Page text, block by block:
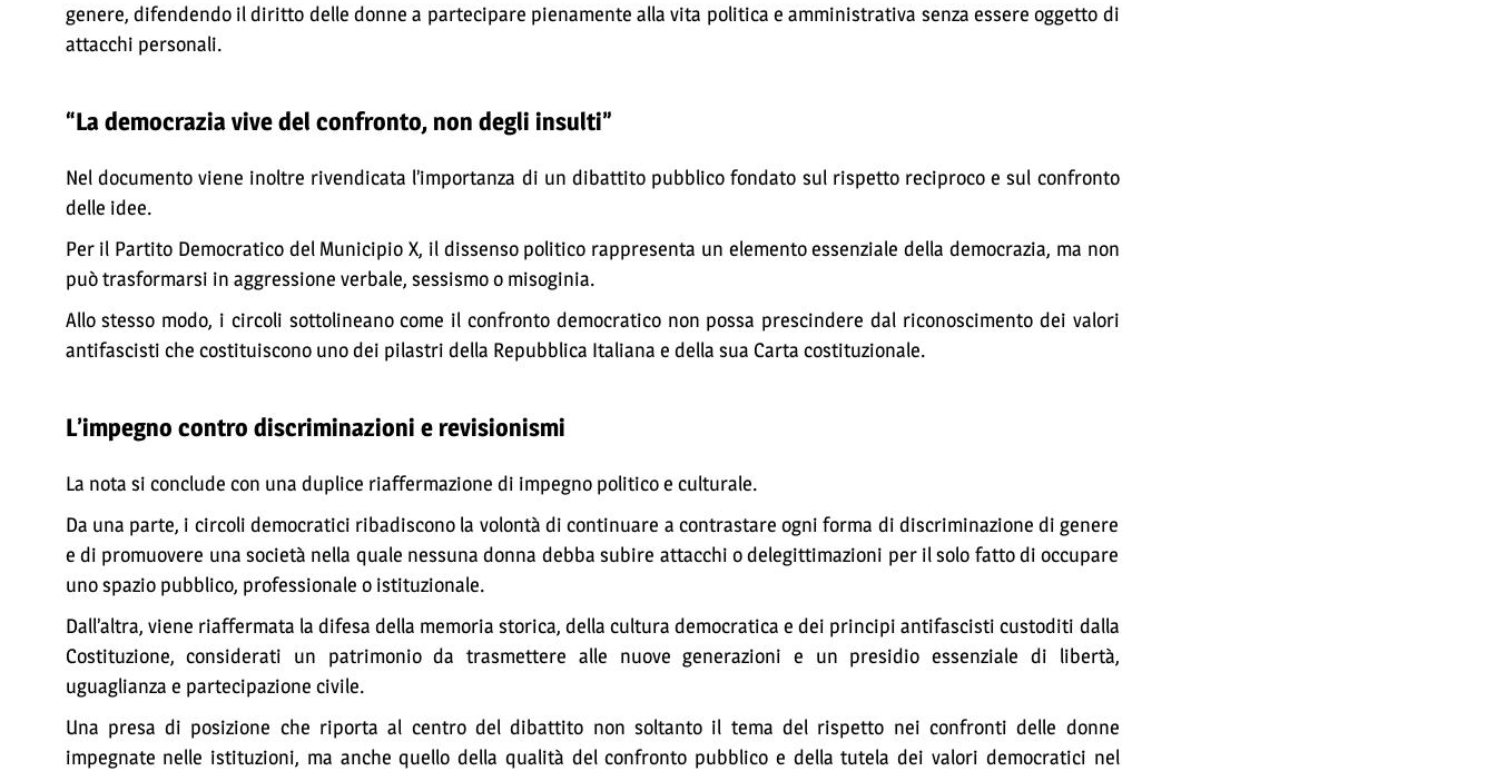
genere, difendendo il diritto delle donne a partecipare pienamente alla vita politica e amministrativa senza essere oggetto di
attacchi personali.
“La democrazia vive del confronto, non degli insulti”
Nel documento viene inoltre rivendicata l’importanza di un dibattito pubblico fondato sul rispetto reciproco e sul confronto
delle idee.
Per il Partito Democratico del Municipio X, il dissenso politico rappresenta un elemento essenziale della democrazia, ma non
può trasformarsi in aggressione verbale, sessismo o misoginia.
Allo stesso modo, i circoli sottolineano come il confronto democratico non possa prescindere dal riconoscimento dei valori
antifascisti che costituiscono uno dei pilastri della Repubblica Italiana e della sua Carta costituzionale.
L’impegno contro discriminazioni e revisionismi
La nota si conclude con una duplice riaffermazione di impegno politico e culturale.
Da una parte, i circoli democratici ribadiscono la volontà di continuare a contrastare ogni forma di discriminazione di genere
e di promuovere una società nella quale nessuna donna debba subire attacchi o delegittimazioni per il solo fatto di occupare
uno spazio pubblico, professionale o istituzionale.
Dall’altra, viene riaffermata la difesa della memoria storica, della cultura democratica e dei principi antifascisti custoditi dalla
Costituzione, considerati un patrimonio da trasmettere alle nuove generazioni e un presidio essenziale di libertà,
uguaglianza e partecipazione civile.
Una presa di posizione che riporta al centro del dibattito non soltanto il tema del rispetto nei confronti delle donne
impegnate nelle istituzioni, ma anche quello della qualità del confronto pubblico e della tutela dei valori democratici nel